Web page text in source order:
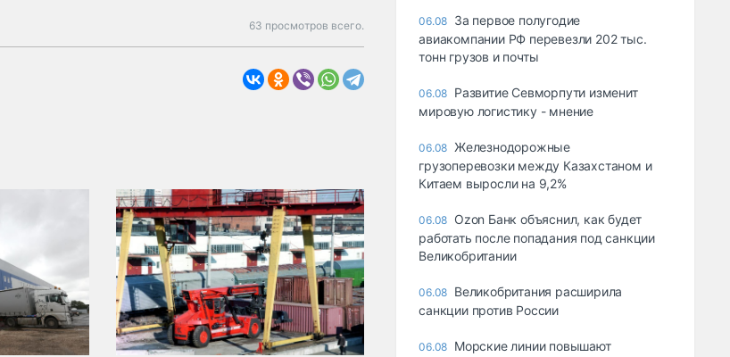
63 просмотров всего.
06.08 За первое полугодие
авиакомпании РФ перевезли 202 тыс.
тонн грузов и почты
06.08 Развитие Севморпути изменит
мировую логистику - мнение
06.08 Железнодорожные
грузоперевозки между Казахстаном и
Китаем выросли на 9,2%
06.08 Ozon Банк объяснил, как будет
работать после попадания под санкции
Великобритании
06.08 Великобритания расширила
санкции против России
06.08 Морские линии повышают